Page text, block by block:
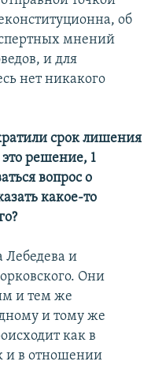
об
мнений
и для
нет никакого
срок лишения
решение, 1
вопрос о
какое-то
Лебедева и
Они
и тем же
и тому же
как в
и в отношении